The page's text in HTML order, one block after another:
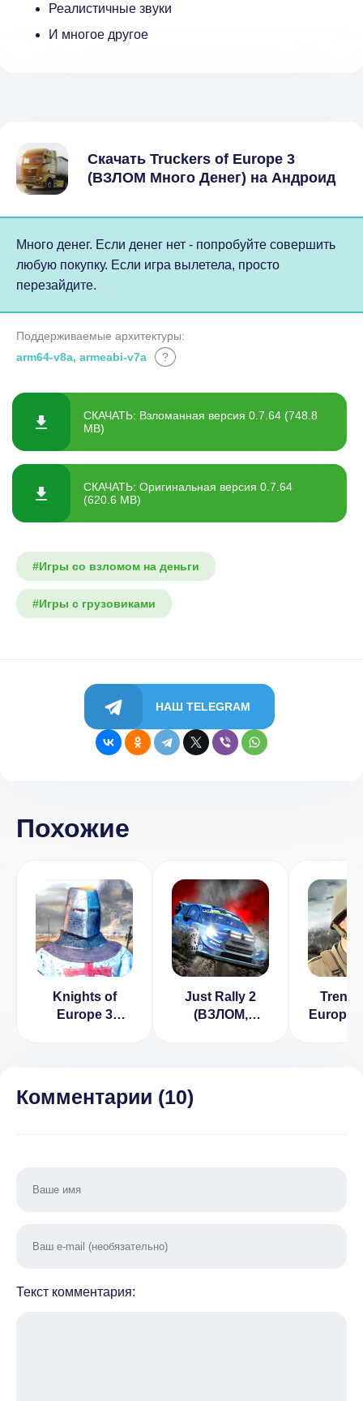
Реалистичные звуки
И многое другое
Скачать Truckers of Europe 3
(ВЗЛОМ Много Денег) на Андроид
Много денег. Если денег нет - попробуйте совершить
любую покупку. Если игра вылетела, просто
перезайдите.
Поддерживаемые архитектуры:
arm64-v8a, armeabi-v7a
?
СКАЧАТЬ: Взломанная версия 0.7.64 (748.8
MB)
СКАЧАТЬ: Оригинальная версия 0.7.64
(620.6 MB)
#Игры со взломом на деньги
#Игры с грузовиками
НАШ TELEGRAM
Похожие
Knights of
Europe 3
Just Rally 2
(ВЗЛОМ,
Europe
Комментарии (10)
Текст комментария: